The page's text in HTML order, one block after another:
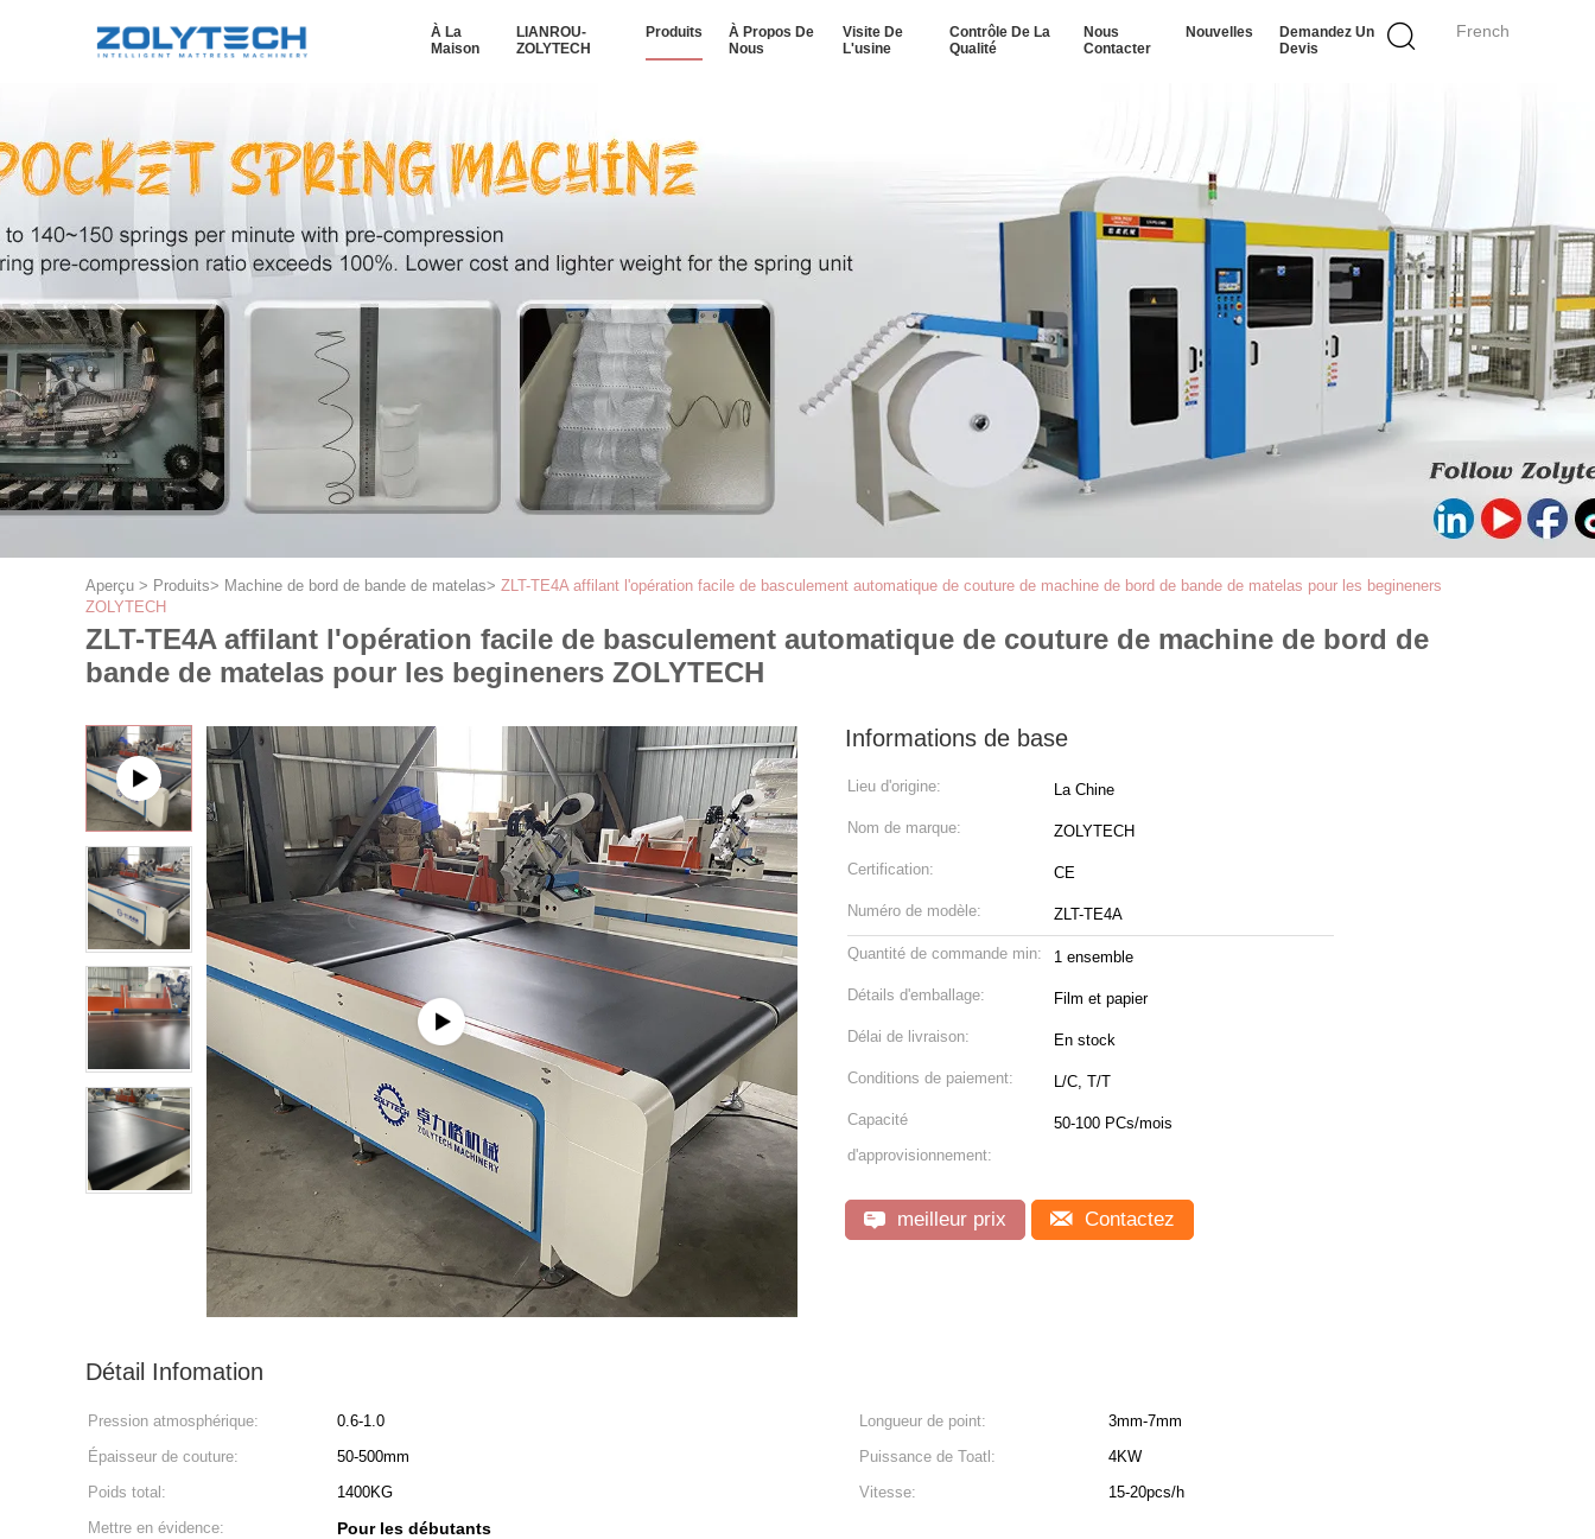
French
À La
Maison
LIANROU-
ZOLYTECH
Produits
À Propos De
Nous
Visite De
L'usine
Contrôle De La
Qualité
Nous
Contacter
Nouvelles
Demandez Un
Devis
Aperçu > Produits> Machine de bord de bande de matelas> ZLT-TE4A affilant l'opération facile de basculement automatique de couture de machine de bord de bande de matelas pour les begineners
ZOLYTECH
ZLT-TE4A affilant l'opération facile de basculement automatique de couture de machine de bord de
bande de matelas pour les begineners ZOLYTECH
Informations de base
Lieu d'origine: La Chine
Nom de marque: ZOLYTECH
Certification: CE
Numéro de modèle: ZLT-TE4A
Quantité de commande min: 1 ensemble
Détails d'emballage: Film et papier
Délai de livraison: En stock
Conditions de paiement: L/C, T/T
Capacité
d'approvisionnement:
50-100 PCs/mois
meilleur prix Contactez
Détail Infomation
Pression atmosphérique: 0.6-1.0 Longueur de point:
3mm-7mm
Épaisseur de couture:
50-500mm Puissance de Toatl:
4KW
Poids total:
1400KG Vitesse:
15-20pcs/h
Mettre en évidence:
Pour les débutants